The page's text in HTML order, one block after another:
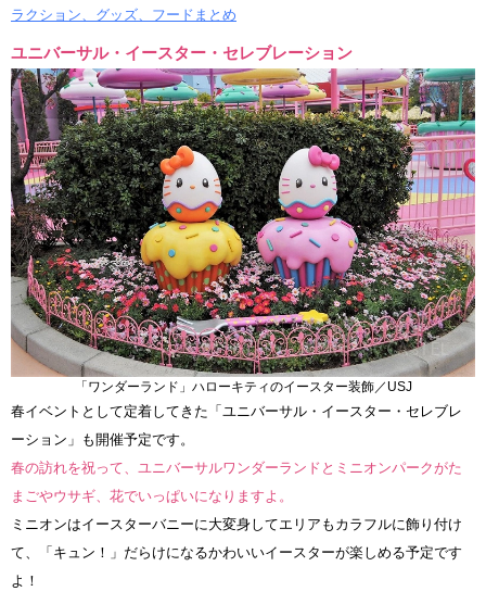
ラクション、グッズ、フードまとめ
ユニバーサル・イースター・セレブレーション
「ワンダーランド」ハローキティのイースター装飾／USJ
春イベントとして定着してきた「ユニバーサル・イースター・セレブレ
ーション」も開催予定です。
春の訪れを祝って、ユニバーサルワンダーランドとミニオンパークがた
まごやウサギ、花でいっぱいになりますよ。
ミニオンはイースターバニーに大変身してエリアもカラフルに飾り付け
て、「キュン！」だらけになるかわいいイースターが楽しめる予定です
よ！